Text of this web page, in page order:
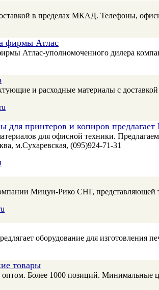
в пределах МКАД. Телефоны,
фирмы Атлас
Атлас-уполномоченного дилера
и расходные материалы с
для принтеров и копиров
для офисной техники.
м.Сухаревская, (095)924-71-31
Мицуи-Рико СНГ, представляющей
оборудование для изготовления
товары
Более 1000 позиций. Минимальные